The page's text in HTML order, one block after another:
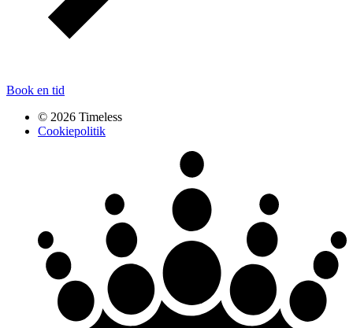
Book en tid
© 2026 Timeless
Cookiepolitik